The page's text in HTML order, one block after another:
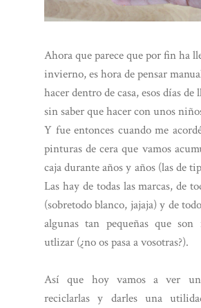
Ahora que parece que por fin ha
invierno, es hora de pensar
hacer dentro de casa, esos días de
sin saber que hacer con unos
Y fue entonces cuando me
pinturas de cera que vamos
caja durante años y años (las de
Las hay de todas las marcas, de
(sobretodo blanco, jajaja) y de
algunas tan pequeñas que son
utlizar (¿no os pasa a vosotras?).
Así que hoy vamos a ver
reciclarlas y darles una